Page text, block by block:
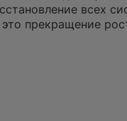
всех
прекращение